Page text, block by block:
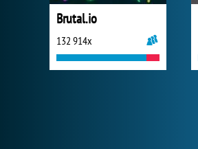
Brutal.io
132 914x